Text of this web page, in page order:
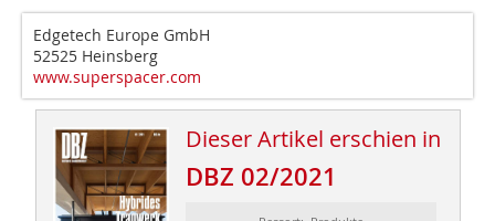
Edgetech Europe GmbH
52525 Heinsberg
www.superspacer.com
Dieser Artikel erschien in
DBZ 02/2021